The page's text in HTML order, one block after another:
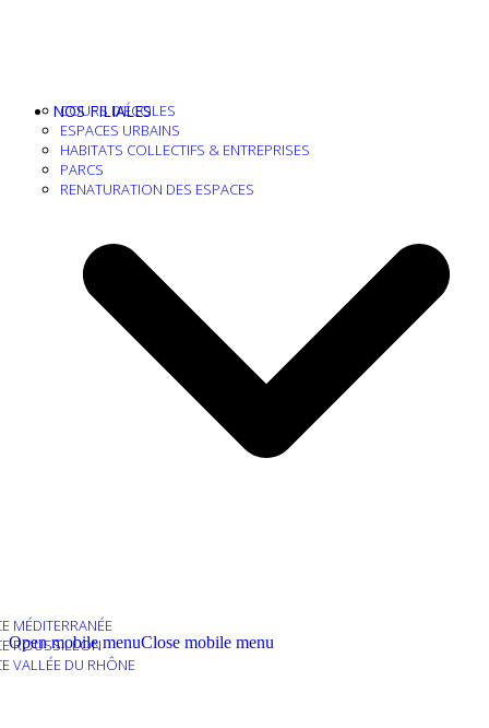
COURS D’ÉCOLES
ESPACES URBAINS
HABITATS COLLECTIFS & ENTREPRISES
PARCS
RENATURATION DES ESPACES
NOS FILIALES
MÉDITERRANÉE
ROUSSILLON
VALLÉE DU RHÔNE
Open mobile menuClose mobile menu